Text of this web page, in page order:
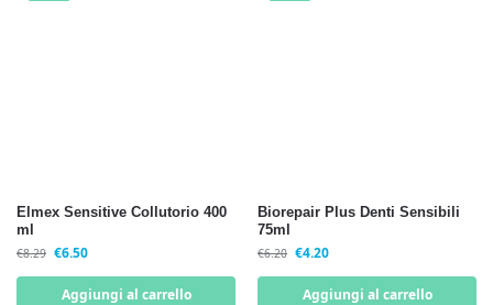
Elmex Sensitive Collutorio 400
ml
€8.29 €6.50
Aggiungi al carrello
Biorepair Plus Denti Sensibili
75ml
€6.20 €4.20
Aggiungi al carrello